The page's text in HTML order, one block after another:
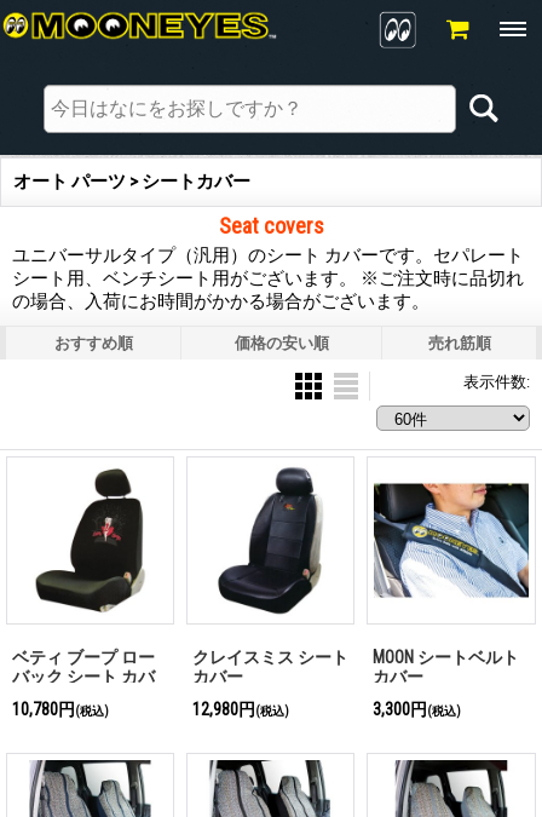
オート パーツ > シートカバー
Seat covers
ユニバーサルタイプ（汎用）のシート カバーです。セパレート
シート用、ベンチシート用がございます。 ※ご注文時に品切れ
の場合、入荷にお時間がかかる場合がございます。
おすすめ順 価格の安い順 売れ筋順
表示件数:
ベティ ブープ ロー
バック シート カバ
10,780円 (税込)
クレイスミス シート
カバー
12,980円 (税込)
MOON シートベルト
カバー
3,300円 (税込)